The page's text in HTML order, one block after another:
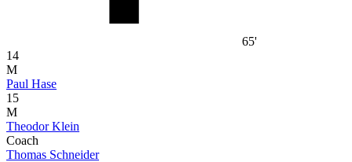
65'
14
M
Paul Hase
15
M
Theodor Klein
Coach
Thomas Schneider